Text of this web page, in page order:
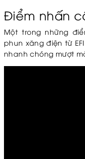
Điểm nhấn
Một trong những
phun xăng điện từ
nhanh chóng mượt